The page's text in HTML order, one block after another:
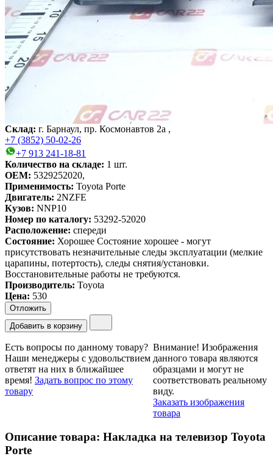
Склад: г. Барнаул, пр. Космонавтов 2а ,
+7 (3852) 50-02-26
+7 913 241-18-81
Количество на складе: 1 шт.
OEM: 5329252020,
Применимость: Toyota Porte
Двигатель: 2NZFE
Кузов: NNP10
Номер по каталогу: 53292-52020
Расположение: спереди
Состояние: Хорошее Состояние хорошее - могут
присутствовать незначительные следы эксплуатации (мелкие
царапины, потертость), следы снятия/установки.
Восстановительные работы не требуются.
Производитель: Toyota
Цена: 530
Отложить
Добавить в корзину
Есть вопросы по данному товару?
Наши менеджеры с удовольствием
ответят на них в ближайшее
время! Задать вопрос по этому
товару
Внимание! Изображения
данного товара являются
образцами и могут не
соответствовать реальному
виду.
Заказать изображения
товара
Описание товара: Накладка на телевизор Toyota
Porte